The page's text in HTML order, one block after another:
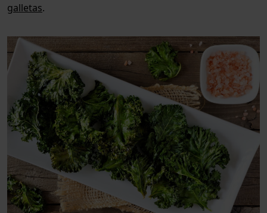
galletas.